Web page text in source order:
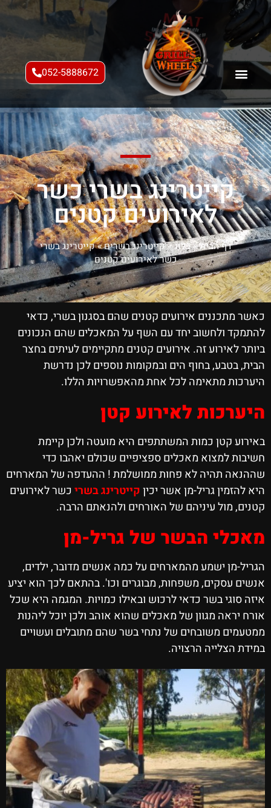
052-5888672
קייטרינג בשרי כשר
לאירועים קטנים
דף הבית»בלוג»קייטרינג בשרים»קייטרינג בשרי
כשר לאירועים קטנים
כאשר מתכננים אירועים קטנים שהם בסגנון בשרי, כדאי
להתמקד ולחשוב יחד עם השף על המאכלים שהם הנכונים
ביותר לאירוע זה. אירועים קטנים מתקיימים לעיתים בחצר
הבית, בטבע, בחוף הים ובמקומות נוספים לכן נדרשת
היערכות מתאימה לכל אחת מהאפשרויות הללו.
היערכות לאירוע קטן
באירוע קטן כמות המשתתפים היא מועטה ולכן קיימת
חשיבות למצוא מאכלים ספציפיים שכולם יאהבו כדי
שההנאה תהיה לא פחות ממושלמת ! ההעדפה של המארחים
היא להזמין גריל-מן אשר יכיןקייטרינג בשרי כשר לאירועים
קטנים, מול עיניהם של האורחים ולהנאתם הרבה.
מאכלי הבשר של גריל-מן
הגריל-מן ישמע מהמארחים על כמה אנשים מדובר, ילדים,
אנשים עסקים, משפחות, מבוגרים וכו'. בהתאם לכך הוא יציע
איזה סוגי בשר כדאי לרכוש ובאילו כמויות. המגמה היא שכל
אורח יראה מגוון של מאכלים שהוא אוהב ולכן יוכל ליהנות
ממטעמים משובחים של נתחי בשר שהם מתובלים ועשויים
במידת הצלייה הרצויה.